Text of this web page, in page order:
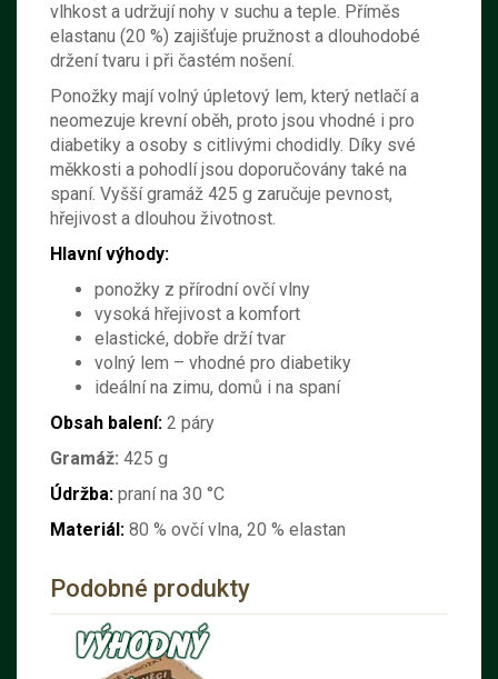
vlhkost a udržují nohy v suchu a teple. Příměs
elastanu (20 %) zajišťuje pružnost a dlouhodobé
držení tvaru i při častém nošení.
Ponožky mají volný úpletový lem, který netlačí a
neomezuje krevní oběh, proto jsou vhodné i pro
diabetiky a osoby s citlivými chodidly. Díky své
měkkosti a pohodlí jsou doporučovány také na
spaní. Vyšší gramáž 425 g zaručuje pevnost,
hřejivost a dlouhou životnost.
Hlavní výhody:
ponožky z přírodní ovčí vlny
vysoká hřejivost a komfort
elastické, dobře drží tvar
volný lem – vhodné pro diabetiky
ideální na zimu, domů i na spaní
Obsah balení: 2 páry
Gramáž: 425 g
Údržba: praní na 30 °C
Materiál: 80 % ovčí vlna, 20 % elastan
Podobné produkty